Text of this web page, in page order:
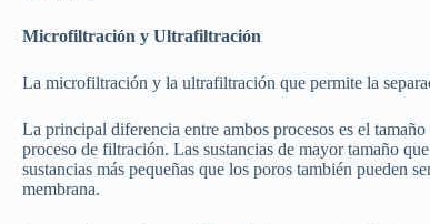
Microfiltración y Ultrafiltración
La microfiltración y la ultrafiltración que permite la
La principal diferencia entre ambos procesos es el
proceso de filtración. Las sustancias de mayor tamaño
sustancias más pequeñas que los poros también pueden
membrana.